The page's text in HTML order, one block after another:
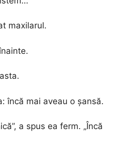
maxilarul.
încă mai aveau o șansă.
a spus ea ferm. „Încă